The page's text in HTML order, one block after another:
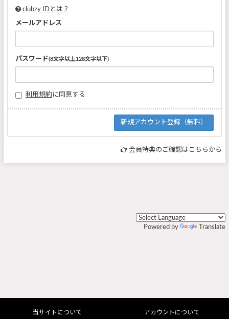
clubzy IDとは？
メールアドレス
パスワード(8文字以上128文字以下)
利用規約に同意する
会員特典のご確認はこちらから
Powered by Translate
当サイトについて アカウントについて